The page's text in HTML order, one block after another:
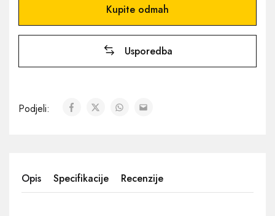
Kupite odmah
Usporedba
Podjeli:
Opis Specifikacije Recenzije